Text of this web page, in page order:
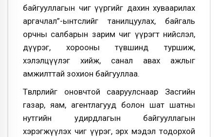
байгууллагын чиг үүргийг дахин хуваарилах
аргачлал”-ынтөслийг танилцуулах, байгаль
орчны салбарын зарим чиг үүрэгт нийслэл,
дүүрэг, хорооны түвшинд туршиж,
хэлэлцүүлэг хийж, санал авах ажлыг
амжилттай зохион байгууллаа.
Төвлөрлийг оновчтой сааруулснаар Засгийн
газар, яам, агентлагууд болон шат шатны
нутгийн удирдлагын байгууллагын
хэрэгжүүлэх чиг үүрэг, эрх мэдэл тодорхой